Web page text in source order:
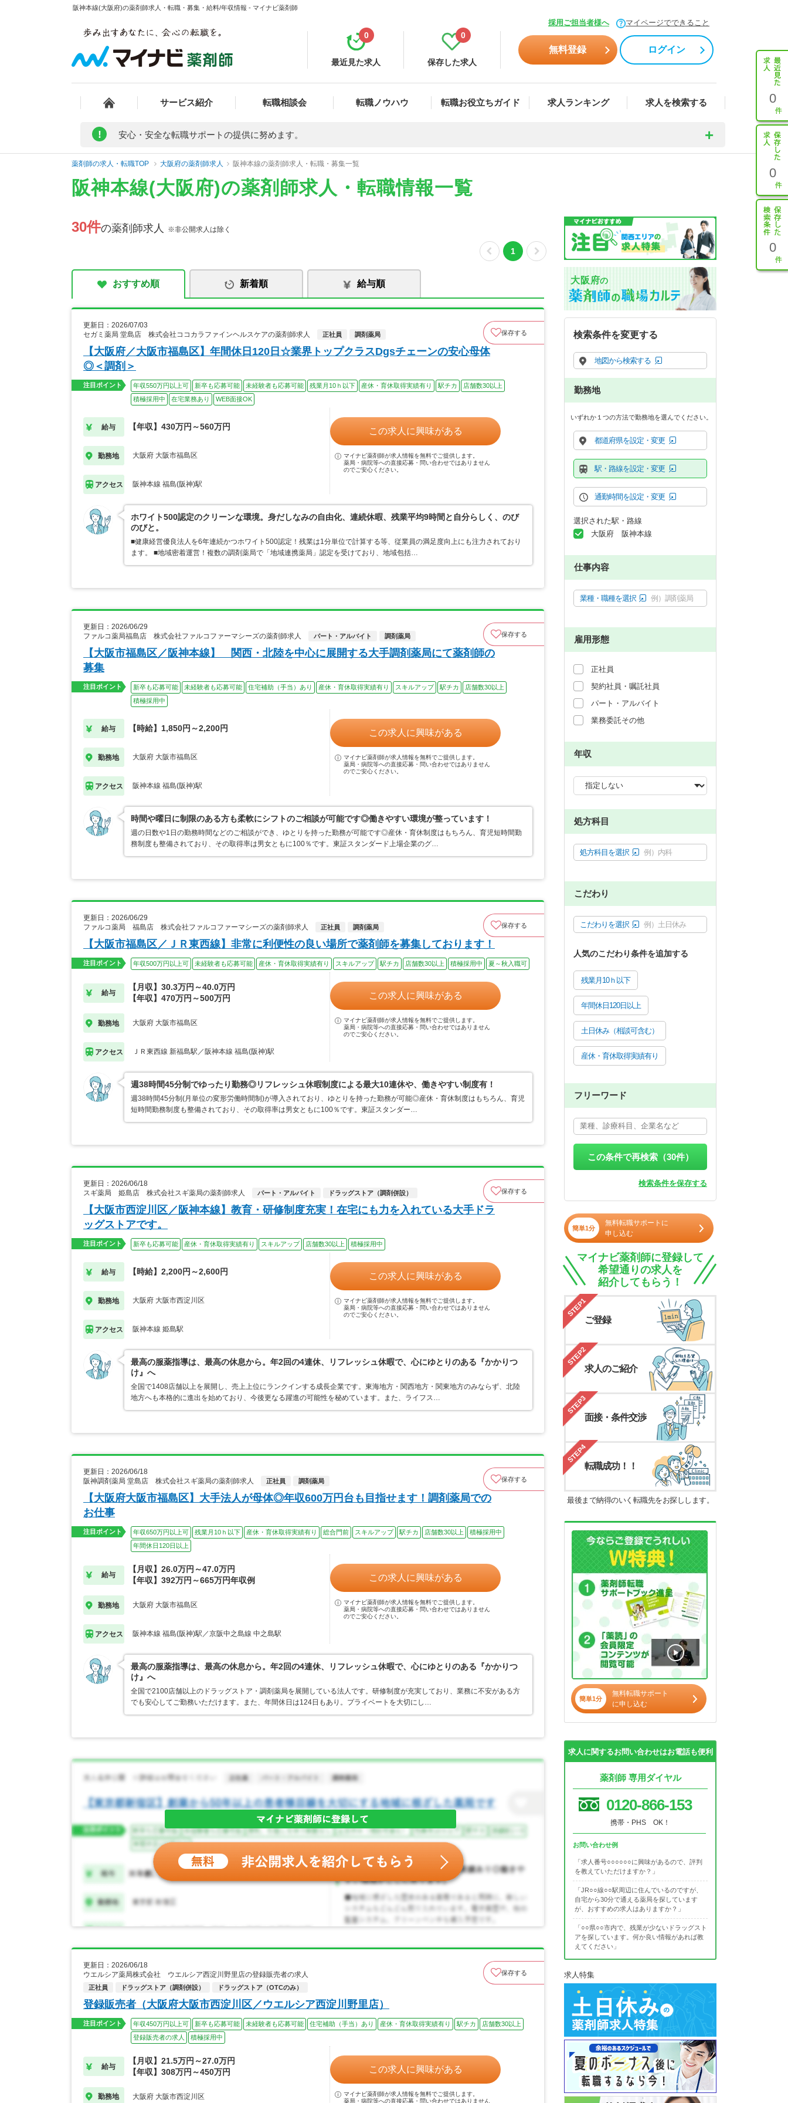
阪神本線(大阪府)の薬剤師求人・転職・募集・給料/年収情報 - マイナビ薬剤師
採用ご担当者様へ マイページでできること
最近見た求人
0
保存した求人
0
無料登録 ログイン
サービス紹介 転職相談会 転職ノウハウ 転職お役立ちガイド 求人ランキング 求人を検索する 0
0
0
! 安心・安全な転職サポートの提供に努めます。
薬剤師の求人・転職TOP 大阪府の薬剤師求人 阪神本線の薬剤師求人・転職・募集一覧
阪神本線(大阪府)の薬剤師求人・転職情報一覧
30件の薬剤師求人 ※非公開求人は除く
1
おすすめ順 新着順 給与順
更新日：2026/07/03
セガミ薬局 堂島店 株式会社ココカラファインヘルスケアの薬剤師求人
正社員 調剤薬局 保存する
【大阪府／大阪市福島区】年間休日120日☆業界トップクラスDgsチェーンの安心母体
◎＜調剤＞
注目ポイント 年収550万円以上可 新卒も応募可能 未経験者も応募可能 残業月10ｈ以下 産休・育休取得実績有り 駅チカ
店舗数30以上
積極採用中
在宅業務あり WEB面接OK
給与 【年収】430万円～560万円
勤務地 大阪府 大阪市福島区
アクセス 阪神本線 福島(阪神)駅
この求人に興味がある
マイナビ薬剤師が求人情報を無料でご提供します。
薬局・病院等への直接応募・問い合わせではありません
のでご安心ください。
ホワイト500認定のクリーンな環境。身だしなみの自由化、連続休暇、残業平均9時間と自分らしく、のび
のびと。
■健康経営優良法人を6年連続かつホワイト500認定！残業は1分単位で計算する等、従業員の満足度向上にも注力されており
ます。 ■地域密着運営！複数の調剤薬局で「地域連携薬局」認定を受けており、地域包括…
更新日：2026/06/29
ファルコ薬局福島店 株式会社ファルコファーマシーズの薬剤師求人
パート・アルバイト 調剤薬局 保存する
【大阪市福島区／阪神本線】 関西・北陸を中心に展開する大手調剤薬局にて薬剤師の
募集
注目ポイント 新卒も応募可能 未経験者も応募可能 住宅補助（手当）あり 産休・育休取得実績有り スキルアップ 駅チカ
店舗数30以上
積極採用中
給与 【時給】1,850円～2,200円
勤務地 大阪府 大阪市福島区
アクセス 阪神本線 福島(阪神)駅
この求人に興味がある
マイナビ薬剤師が求人情報を無料でご提供します。
薬局・病院等への直接応募・問い合わせではありません
のでご安心ください。
時間や曜日に制限のある方も柔軟にシフトのご相談が可能です◎働きやすい環境が整っています！
週の日数や1日の勤務時間などのご相談ができ、ゆとりを持った勤務が可能です◎産休・育休制度はもちろん、育児短時間勤
務制度も整備されており、その取得率は男女ともに100％です。東証スタンダード上場企業のグ…
更新日：2026/06/29
ファルコ薬局 福島店 株式会社ファルコファーマシーズの薬剤師求人
正社員 調剤薬局 保存する
【大阪市福島区／ＪＲ東西線】非常に利便性の良い場所で薬剤師を募集しております！
注目ポイント 年収500万円以上可 未経験者も応募可能 産休・育休取得実績有り スキルアップ 駅チカ 店舗数30以上 積極採用中 夏～秋入職可
給与
【月収】30.3万円～40.0万円
【年収】470万円～500万円
勤務地 大阪府 大阪市福島区
アクセス ＪＲ東西線 新福島駅／阪神本線 福島(阪神)駅
この求人に興味がある
マイナビ薬剤師が求人情報を無料でご提供します。
薬局・病院等への直接応募・問い合わせではありません
のでご安心ください。
週38時間45分制でゆったり勤務◎リフレッシュ休暇制度による最大10連休や、働きやすい制度有！
週38時間45分制(月単位の変形労働時間制)が導入されており、ゆとりを持った勤務が可能◎産休・育休制度はもちろん、育児
短時間勤務制度も整備されており、その取得率は男女ともに100％です。東証スタンダー…
更新日：2026/06/18
スギ薬局 姫島店 株式会社スギ薬局の薬剤師求人
パート・アルバイト ドラッグストア（調剤併設） 保存する
【大阪市西淀川区／阪神本線】教育・研修制度充実！在宅にも力を入れている大手ドラ
ッグストアです。
注目ポイント 新卒も応募可能 産休・育休取得実績有り スキルアップ 店舗数30以上 積極採用中
給与 【時給】2,200円～2,600円
勤務地 大阪府 大阪市西淀川区
アクセス 阪神本線 姫島駅
この求人に興味がある
マイナビ薬剤師が求人情報を無料でご提供します。
薬局・病院等への直接応募・問い合わせではありません
のでご安心ください。
最高の服薬指導は、最高の休息から。年2回の4連休、リフレッシュ休暇で、心にゆとりのある『かかりつ
け』へ
全国で1408店舗以上を展開し、売上上位にランクインする成長企業です。東海地方・関西地方・関東地方のみならず、北陸
地方へも本格的に進出を始めており、今後更なる躍進の可能性を秘めています。また、ライフス…
更新日：2026/06/18
阪神調剤薬局 堂島店 株式会社スギ薬局の薬剤師求人
正社員 調剤薬局 保存する
【大阪府大阪市福島区】大手法人が母体◎年収600万円台も目指せます！調剤薬局での
お仕事
注目ポイント 年収650万円以上可 残業月10ｈ以下 産休・育休取得実績有り 総合門前 スキルアップ 駅チカ 店舗数30以上
積極採用中
年間休日120日以上
給与
【月収】26.0万円～47.0万円
【年収】392万円～665万円年収例
勤務地 大阪府 大阪市福島区
アクセス 阪神本線 福島(阪神)駅／京阪中之島線 中之島駅
この求人に興味がある
マイナビ薬剤師が求人情報を無料でご提供します。
薬局・病院等への直接応募・問い合わせではありません
のでご安心ください。
最高の服薬指導は、最高の休息から。年2回の4連休、リフレッシュ休暇で、心にゆとりのある『かかりつ
け』へ
全国で2100店舗以上のドラッグストア・調剤薬局を展開している法人です。研修制度が充実しており、業務に不安がある方
でも安心してご勤務いただけます。また、年間休日は124日もあり。プライベートを大切にし…
更新日：2026/06/18
ウエルシア薬局株式会社 ウエルシア西淀川野里店の登録販売者の求人
正社員 ドラッグストア（調剤併設） ドラッグストア（OTCのみ）
保存する
登録販売者（大阪府大阪市西淀川区／ウエルシア西淀川野里店）
注目ポイント 年収450万円以上可 新卒も応募可能 未経験者も応募可能 住宅補助（手当）あり 産休・育休取得実績有り 駅チカ
店舗数30以上
登録販売者の求人
積極採用中
給与
【月収】21.5万円～27.0万円
【年収】308万円～450万円
勤務地 大阪府 大阪市西淀川区
この求人に興味がある
マイナビ薬剤師が求人情報を無料でご提供します。
薬局・病院等への直接応募・問い合わせではありません
大阪府の
検索条件を変更する
地図から検索する
勤務地
いずれか１つの方法で勤務地を選んでください。
都道府県を設定・変更
駅・路線を設定・変更
通勤時間を設定・変更
選択された駅・路線
大阪府 阪神本線
仕事内容
業種・職種を選択 例）調剤薬局
雇用形態
正社員
契約社員・嘱託社員
パート・アルバイト
業務委託その他
年収
処方科目
処方科目を選択 例）内科
こだわり
こだわりを選択 例）土日休み
人気のこだわり条件を追加する
残業月10ｈ以下
年間休日120日以上
土日休み（相談可含む）
産休・育休取得実績有り
フリーワード
この条件で再検索（30件）
検索条件を保存する
簡単1分
無料転職サポートに
申し込む
マイナビ薬剤師に登録して
希望通りの求人を
紹介してもらう！
STEP1
ご登録
STEP2
求人のご紹介
STEP3
面接・条件交渉
STEP4
転職成功！！
最後まで納得のいく転職先をお探しします。
簡単1分
無料転職サポート
に申し込む
求人に関するお問い合わせはお電話も便利
薬剤師 専用ダイヤル
0120-866-153
携帯・PHS OK！
お問い合わせ例
「求人番号○○○○○○に興味があるので、評判
を教えていただけますか？」
「JR○○線○○駅周辺に住んでいるのですが、
自宅から30分で通える薬局を探しています
が、おすすめの求人はありますか？」
「○○県○○市内で、残業が少ないドラッグスト
アを探しています。何か良い情報があれば教
えてください」
求人特集